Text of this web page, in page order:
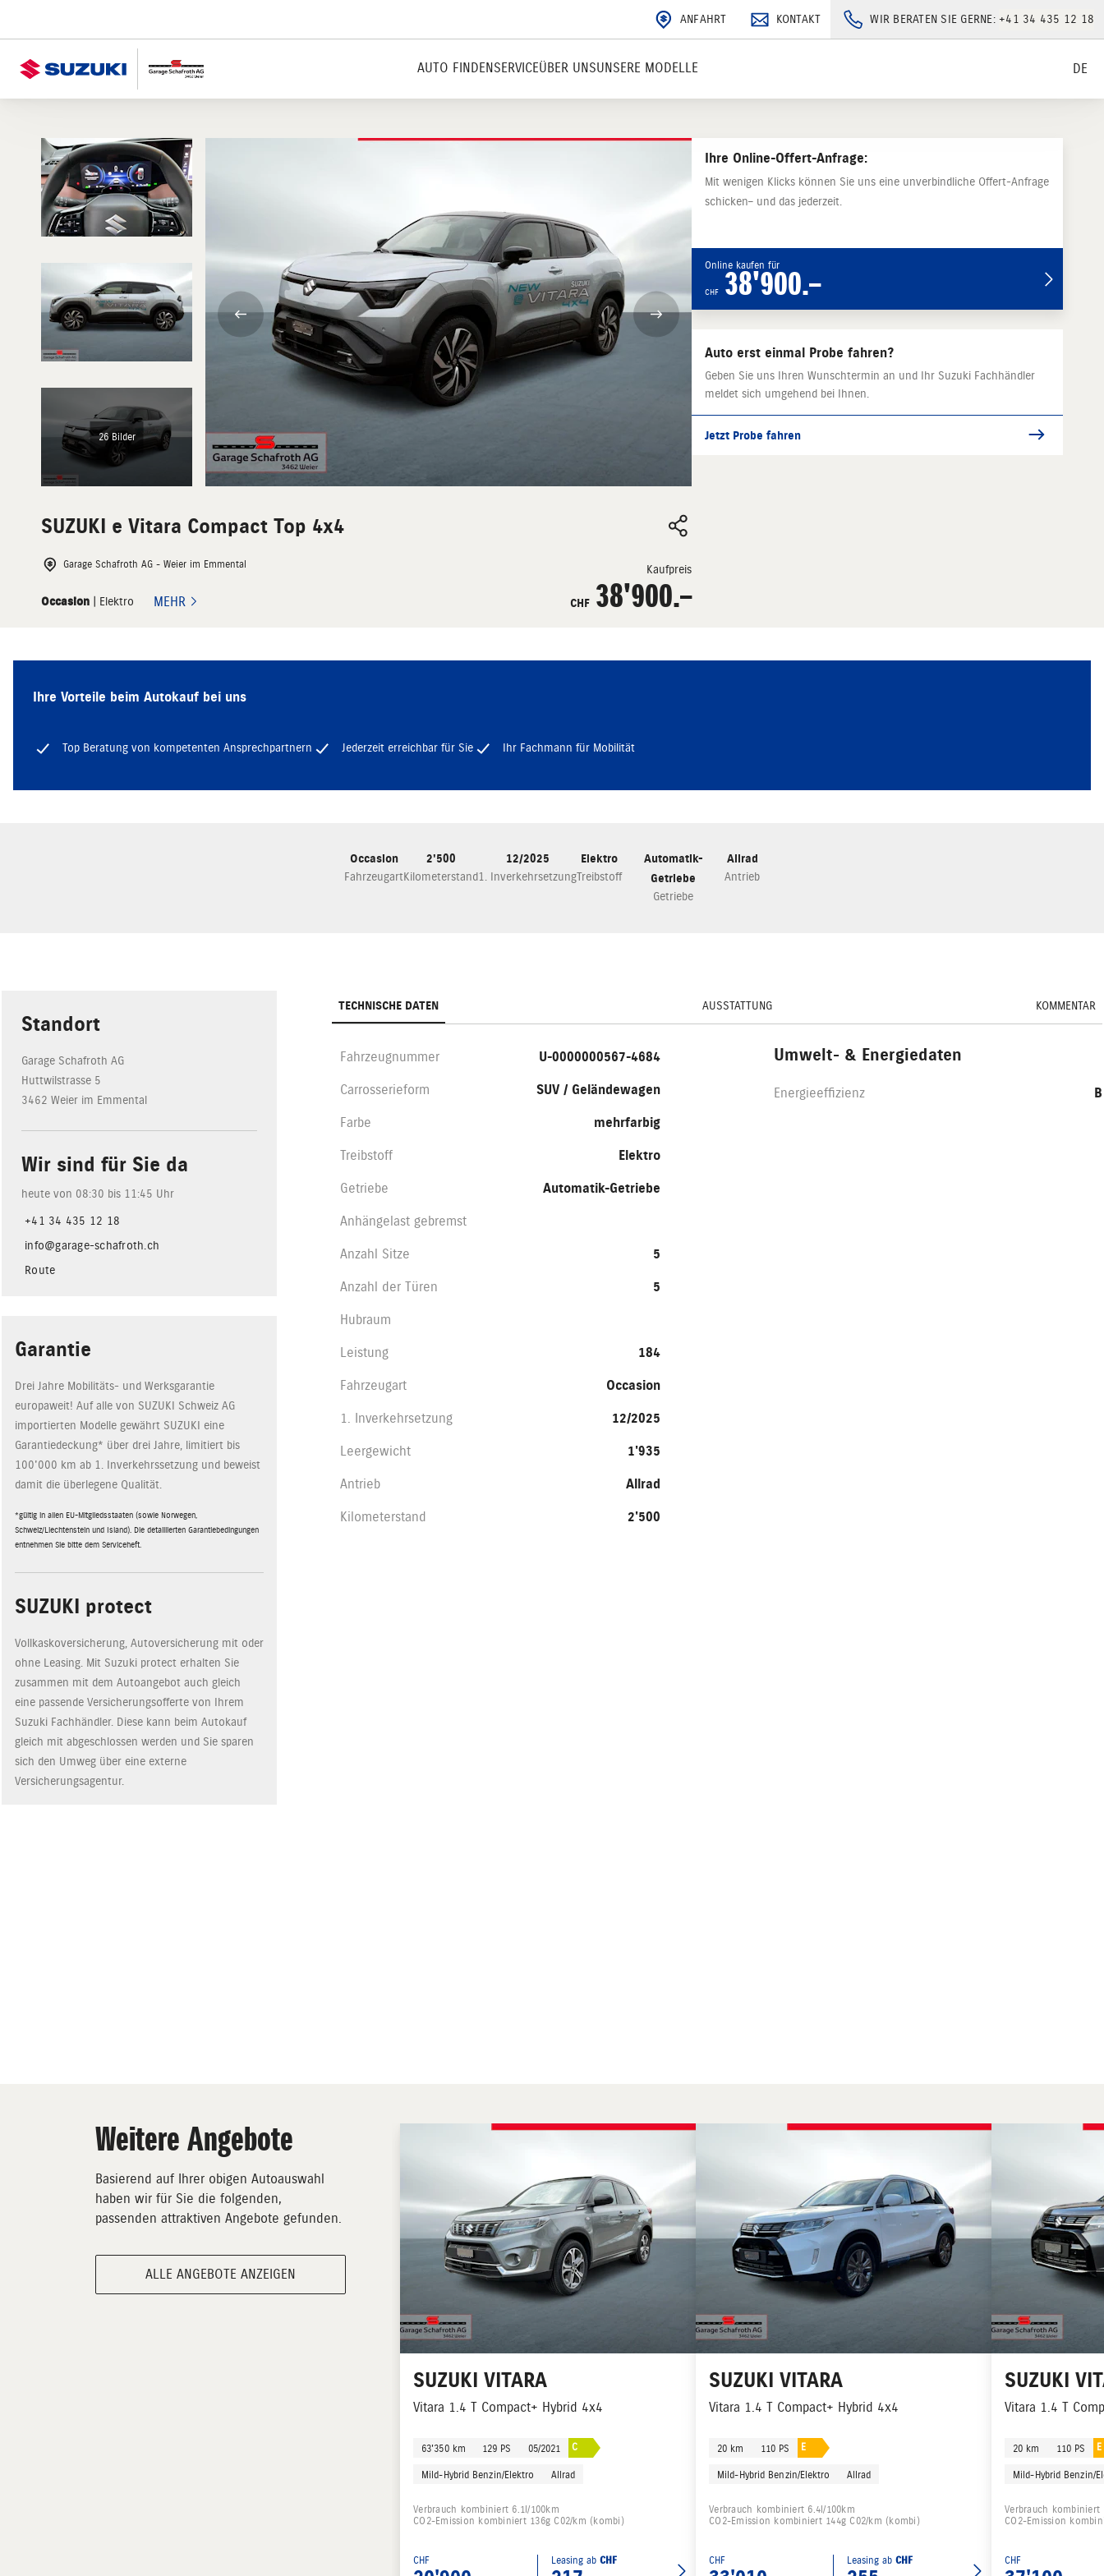
ANFAHRT KONTAKT WIR BERATEN SIE GERNE: +41 34 435 12 18
AUTO FINDENSERVICEÜBER UNSUNSERE MODELLE DE
26 Bilder
SUZUKI e Vitara Compact Top 4x4
Garage Schafroth AG - Weier im Emmental
Occasion | Elektro MEHR
Kaufpreis
CHF 38'900.–
Ihre Online-Offert-Anfrage:
Mit wenigen Klicks können Sie uns eine unverbindliche Offert-Anfrage
schicken– und das jederzeit.
Online kaufen für
CHF 38'900.–
Auto erst einmal Probe fahren?
Geben Sie uns Ihren Wunschtermin an und Ihr Suzuki Fachhändler
meldet sich umgehend bei Ihnen.
Jetzt Probe fahren
Ihre Vorteile beim Autokauf bei uns
Top Beratung von kompetenten Ansprechpartnern Jederzeit erreichbar für Sie Ihr Fachmann für Mobilität
Occasion
Fahrzeugart
2'500
Kilometerstand
12/2025
1. Inverkehrsetzung
Elektro
Treibstoff
Automatik-
Getriebe
Getriebe
Allrad
Antrieb
TECHNISCHE DATEN AUSSTATTUNG KOMMENTAR
Fahrzeugnummer
U-0000000567-4684
Carrosserieform
SUV / Geländewagen
Farbe
mehrfarbig
Treibstoff
Elektro
Getriebe
Automatik-Getriebe
Anhängelast gebremst
Anzahl Sitze
5
Anzahl der Türen
5
Hubraum
Leistung
184
Fahrzeugart
Occasion
1. Inverkehrsetzung
12/2025
Leergewicht
1'935
Antrieb
Allrad
Kilometerstand
2'500
Umwelt- & Energiedaten
Energieeffizienz B
Standort
Garage Schafroth AG
Huttwilstrasse 5
3462 Weier im Emmental
Wir sind für Sie da
heute von 08:30 bis 11:45 Uhr
+41 34 435 12 18
info@garage-schafroth.ch
Route
Garantie
Drei Jahre Mobilitäts- und Werksgarantie
europaweit! Auf alle von SUZUKI Schweiz AG
importierten Modelle gewährt SUZUKI eine
Garantiedeckung* über drei Jahre, limitiert bis
100'000 km ab 1. Inverkehrssetzung und beweist
damit die überlegene Qualität.
*gültig in allen EU-Mitgliedsstaaten (sowie Norwegen,
Schweiz/Liechtenstein und Island). Die detaillierten Garantiebedingungen
entnehmen Sie bitte dem Serviceheft.
SUZUKI protect
Vollkaskoversicherung, Autoversicherung mit oder
ohne Leasing. Mit Suzuki protect erhalten Sie
zusammen mit dem Autoangebot auch gleich
eine passende Versicherungsofferte von Ihrem
Suzuki Fachhändler. Diese kann beim Autokauf
gleich mit abgeschlossen werden und Sie sparen
sich den Umweg über eine externe
Versicherungsagentur.
Weitere Angebote
Basierend auf Ihrer obigen Autoauswahl
haben wir für Sie die folgenden,
passenden attraktiven Angebote gefunden.
ALLE ANGEBOTE ANZEIGEN
SUZUKI VITARA
Vitara 1.4 T Compact+ Hybrid 4x4
63'350 km 129 PS 05/2021 C
Mild-Hybrid Benzin/Elektro Allrad
Verbrauch kombiniert 6.1l/100km
CO2-Emission kombiniert 136g C02/km (kombi)
CHF Leasing ab CHF
SUZUKI VITARA
Vitara 1.4 T Compact+ Hybrid 4x4
20 km 110 PS E
Mild-Hybrid Benzin/Elektro Allrad
Verbrauch kombiniert 6.4l/100km
CO2-Emission kombiniert 144g C02/km (kombi)
CHF Leasing ab CHF
SUZUKI
Vitara 1.4 T
20 km 110 PS E
Mild-Hybrid Benzin/
Verbrauch kombiniert
CO2-Emission
CHF